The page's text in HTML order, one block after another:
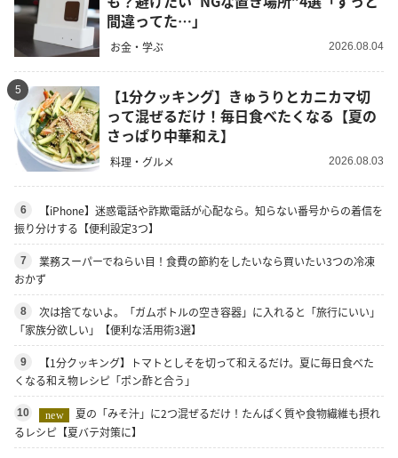
間違ってた…」
お金・学ぶ 2026.08.04
5
【1分クッキング】きゅうりとカニカマ切
って混ぜるだけ！毎日食べたくなる【夏の
さっぱり中華和え】
料理・グルメ 2026.08.03
6
【iPhone】迷惑電話や詐欺電話が心配なら。知らない番号からの着信を
振り分けする【便利設定3つ】
7
業務スーパーでねらい目！食費の節約をしたいなら買いたい3つの冷凍
おかず
8
次は捨てないよ。「ガムボトルの空き容器」に入れると「旅行にいい」
「家族分欲しい」【便利な活用術3選】
9
【1分クッキング】トマトとしそを切って和えるだけ。夏に毎日食べた
くなる和え物レシピ「ポン酢と合う」
10 new
夏の「みそ汁」に2つ混ぜるだけ！たんぱく質や食物繊維も摂れ
るレシピ【夏バテ対策に】